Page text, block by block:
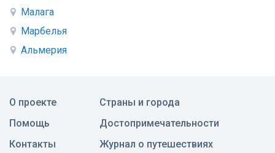
Малага
Марбелья
Альмерия
О проекте
Помощь
Контакты
Страны и города
Достопримечательности
Журнал о путешествиях